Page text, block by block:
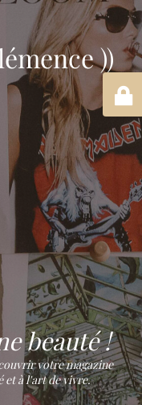
))
beauté !
votre magazine
et à l'art de vivre.